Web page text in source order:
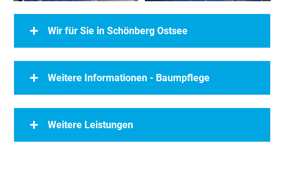
Wir für Sie in Schönberg Ostsee
Weitere Informationen - Baumpflege
Weitere Leistungen